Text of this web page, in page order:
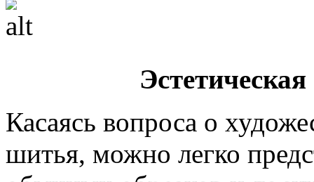
Касаясь вопроса о
шитья, можно легко